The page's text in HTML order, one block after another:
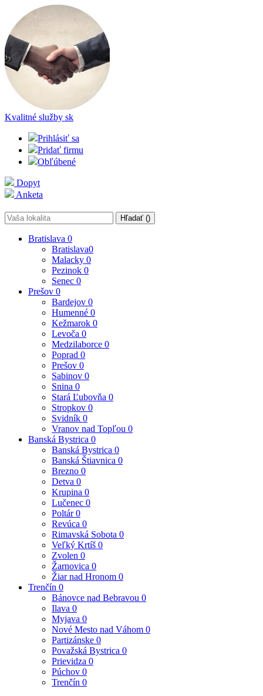
Kvalitné služby sk
Prihlásiť sa
Pridať firmu
Obľúbené
Dopyt
Anketa
Hľadať ()
Bratislava 0
Bratislava0
Malacky 0
Pezinok 0
Senec 0
Prešov 0
Bardejov 0
Humenné 0
Kežmarok 0
Levoča 0
Medzilaborce 0
Poprad 0
Prešov 0
Sabinov 0
Snina 0
Stará Ľubovňa 0
Stropkov 0
Svidník 0
Vranov nad Topľou 0
Banská Bystrica 0
Banská Bystrica 0
Banská Štiavnica 0
Brezno 0
Detva 0
Krupina 0
Lučenec 0
Poltár0
Revúca 0
Rimavská Sobota 0
Veľký Krtíš 0
Zvolen 0
Žarnovica 0
Žiar nad Hronom 0
Trenčín 0
Bánovce nad Bebravou 0
Ilava 0
Myjava 0
Nové Mesto nad Váhom 0
Partizánske 0
Považská Bystrica 0
Prievidza 0
Púchov 0
Trenčín 0